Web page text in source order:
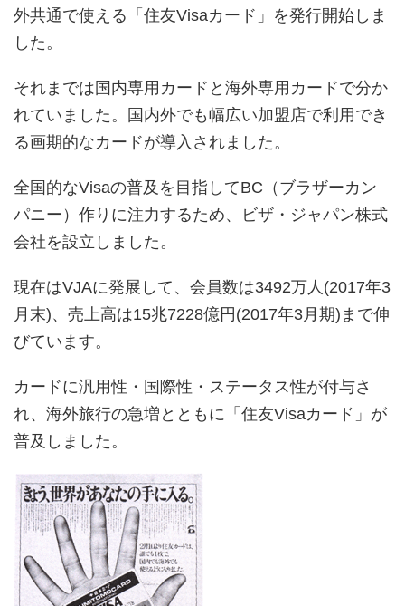
外共通で使える「住友Visaカード」を発行開始しま
した。
それまでは国内専用カードと海外専用カードで分か
れていました。国内外でも幅広い加盟店で利用でき
る画期的なカードが導入されました。
全国的なVisaの普及を目指してBC（ブラザーカン
パニー）作りに注力するため、ビザ・ジャパン株式
会社を設立しました。
現在はVJAに発展して、会員数は3492万人(2017年3
月末)、売上高は15兆7228億円(2017年3月期)まで伸
びています。
カードに汎用性・国際性・ステータス性が付与さ
れ、海外旅行の急増とともに「住友Visaカード」が
普及しました。